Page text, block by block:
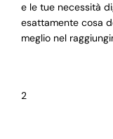
e le tue necessità
esattamente cosa
meglio nel
2